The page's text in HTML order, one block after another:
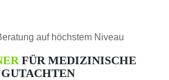
auf höchstem Niveau
FÜR MEDIZINISCHE
GUTACHTEN